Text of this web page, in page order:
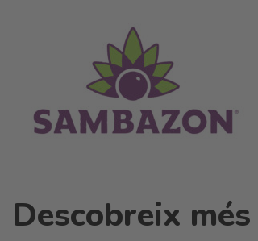
Descobreix